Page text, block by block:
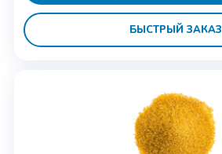
БЫСТРЫЙ ЗАКАЗ